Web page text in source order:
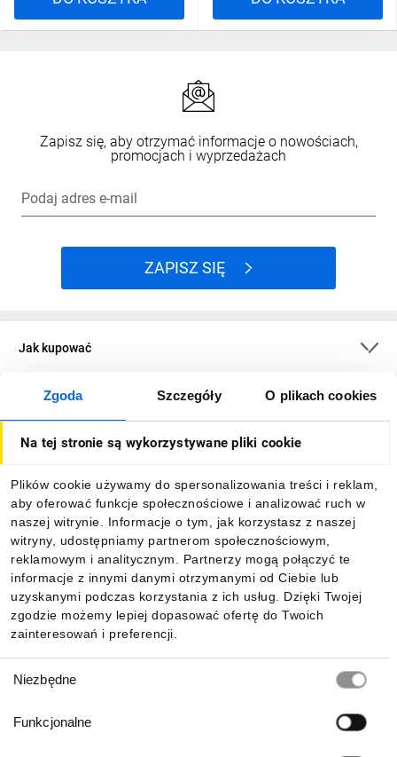
Zgoda Szczegóły O plikach cookies
Na tej stronie są wykorzystywane pliki cookie
Plików cookie używamy do spersonalizowania treści i reklam,
aby oferować funkcje społecznościowe i analizować ruch w
naszej witrynie. Informacje o tym, jak korzystasz z naszej
witryny, udostępniamy partnerom społecznościowym,
reklamowym i analitycznym. Partnerzy mogą połączyć te
informacje z innymi danymi otrzymanymi od Ciebie lub
uzyskanymi podczas korzystania z ich usług. Dzięki Twojej
zgodzie możemy lepiej dopasować ofertę do Twoich
zainteresowań i preferencji.
zgody
Niezbędne
Funkcjonalne
Zapisz się, aby otrzymać informacje o nowościach,
promocjach i wyprzedażach
Podaj adres e-mail
ZAPISZ SIĘ
Jak kupować
O firmie
Informacje
Pobierz naszą aplikację mobilną: